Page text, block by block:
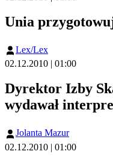
Unia
Lex/Lex
02.12.2010 | 01:00
Dyrektor Izby
wydawał
Jolanta Mazur
02.12.2010 | 01:00